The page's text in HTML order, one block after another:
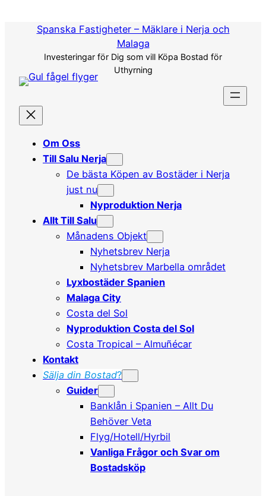
Spanska Fastigheter – Mäklare i Nerja och
Malaga
Investeringar för Dig som vill Köpa Bostad för
Uthyrning
Om Oss
Till Salu Nerja
De bästa Köpen av Bostäder i Nerja
just nu
Nyproduktion Nerja
Allt Till Salu
Månadens Objekt
Nyhetsbrev Nerja
Nyhetsbrev Marbella området
Lyxbostäder Spanien
Malaga City
Costa del Sol
Nyproduktion Costa del Sol
Costa Tropical – Almuñécar
Kontakt
Sälja din Bostad?
Guider
Banklån i Spanien – Allt Du
Behöver Veta
Flyg/Hotell/Hyrbil
Vanliga Frågor och Svar om
Bostadsköp